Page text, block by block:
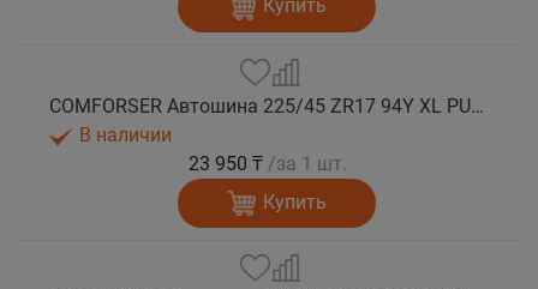
Купить
COMFORSER Автошина 225/45 ZR17 94Y XL PURESPEED лето
В наличии
23 950 ₸ /за 1 шт.
Купить